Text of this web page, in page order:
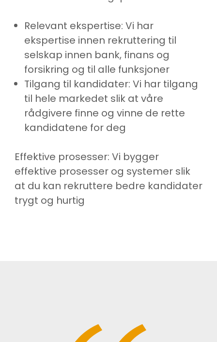
Relevant ekspertise: Vi har
ekspertise innen rekruttering til
selskap innen bank, finans og
forsikring og til alle funksjoner
Tilgang til kandidater: Vi har tilgang
til hele markedet slik at våre
rådgivere finne og vinne de rette
kandidatene for deg
Effektive prosesser: Vi bygger
effektive prosesser og systemer slik
at du kan rekruttere bedre kandidater
trygt og hurtig